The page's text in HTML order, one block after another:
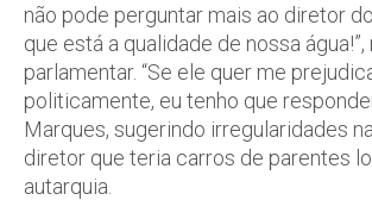
não pode perguntar mais ao diretor
que está a qualidade de nossa
parlamentar. “Se ele quer me
politicamente, eu tenho que
Marques, sugerindo irregularidades
diretor que teria carros de parentes
autarquia.